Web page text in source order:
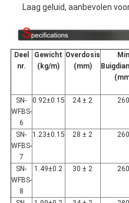
Laag geluid, aanbevolen
Deel
nr.
Gewicht
(kg/m)
Overdosis
(mm)
Min
SN-
WFBS-
6
0.92±0.15 24 ± 2 260
SN-
WFBS-
7
1.23±0.15 28 ± 2 260
SN-
WFBS-
8
1.49±0.2 30 ± 2 260